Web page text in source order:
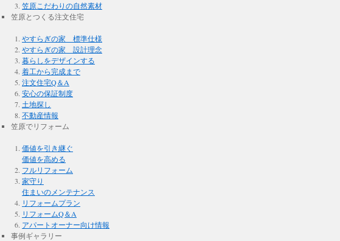
笠原こだわりの自然素材
笠原とつくる注文住宅
やすらぎの家 標準仕様
やすらぎの家 設計理念
暮らしをデザインする
着工から完成まで
注文住宅Q＆A
安心の保証制度
土地探し
不動産情報
笠原でリフォーム
価値を引き継ぐ
価値を高める
フルリフォーム
家守り
住まいのメンテナンス
リフォームプラン
リフォームQ＆A
アパートオーナー向け情報
事例ギャラリー